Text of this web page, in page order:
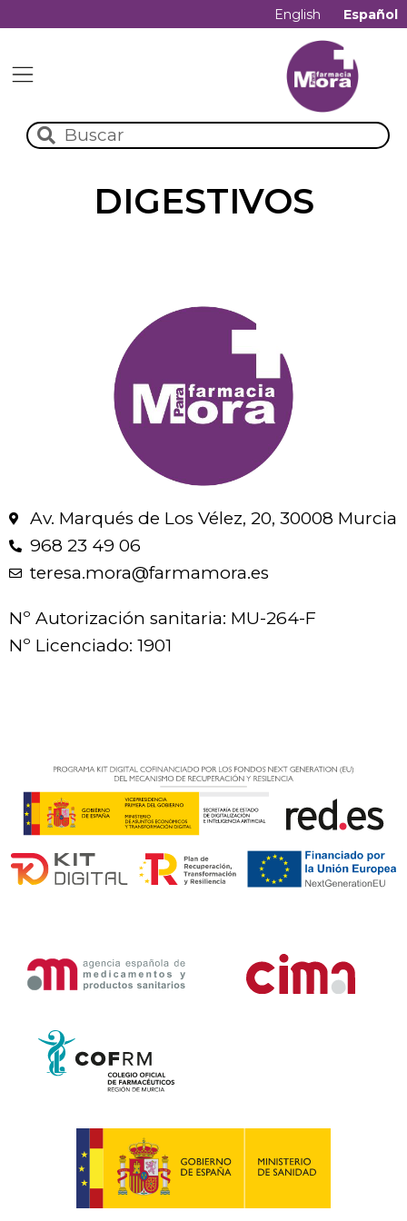
English Español
DIGESTIVOS
Av. Marqués de Los Vélez, 20, 30008 Murcia
968 23 49 06
teresa.mora@farmamora.es
Nº Autorización sanitaria: MU-264-F
Nº Licenciado: 1901